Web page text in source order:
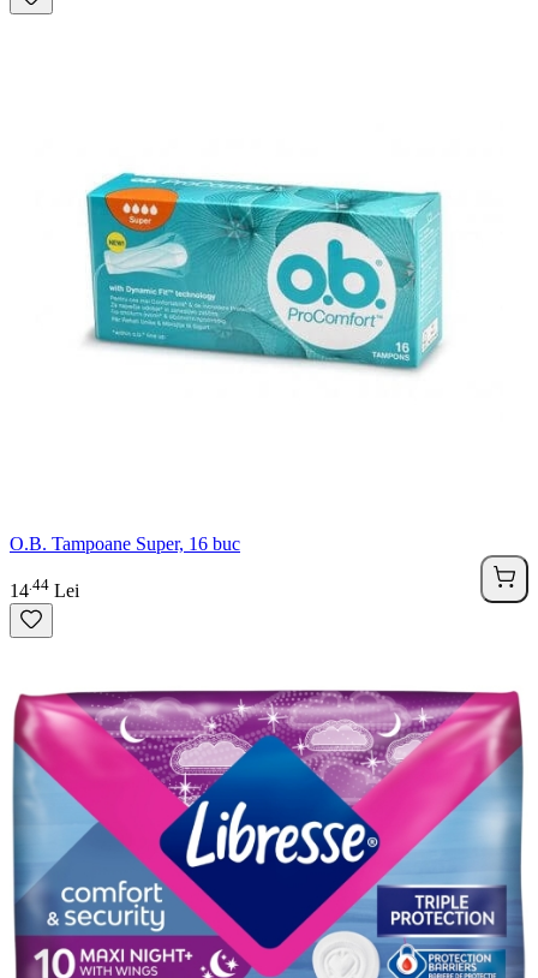
O.B. Tampoane Super, 16 buc
14 44 Lei